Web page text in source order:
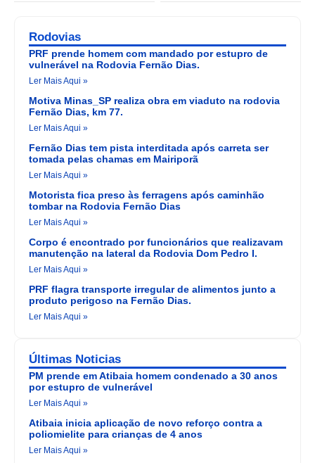
Rodovias
PRF prende homem com mandado por estupro de
vulnerável na Rodovia Fernão Dias.
Ler Mais Aqui »
Motiva Minas_SP realiza obra em viaduto na rodovia
Fernão Dias, km 77.
Ler Mais Aqui »
Fernão Dias tem pista interditada após carreta ser
tomada pelas chamas em Mairiporã
Ler Mais Aqui »
Motorista fica preso às ferragens após caminhão
tombar na Rodovia Fernão Dias
Ler Mais Aqui »
Corpo é encontrado por funcionários que realizavam
manutenção na lateral da Rodovia Dom Pedro I.
Ler Mais Aqui »
PRF flagra transporte irregular de alimentos junto a
produto perigoso na Fernão Dias.
Ler Mais Aqui »
Últimas Noticias
PM prende em Atibaia homem condenado a 30 anos
por estupro de vulnerável
Ler Mais Aqui »
Atibaia inicia aplicação de novo reforço contra a
poliomielite para crianças de 4 anos
Ler Mais Aqui »